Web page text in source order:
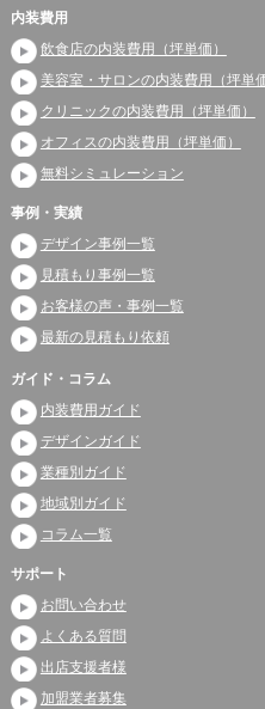
内装費用
飲食店の内装費用（坪単価）
美容室・サロンの内装費用（坪単価
クリニックの内装費用（坪単価）
オフィスの内装費用（坪単価）
無料シミュレーション
事例・実績
デザイン事例一覧
見積もり事例一覧
お客様の声・事例一覧
最新の見積もり依頼
ガイド・コラム
内装費用ガイド
デザインガイド
業種別ガイド
地域別ガイド
コラム一覧
サポート
お問い合わせ
よくある質問
出店支援者様
加盟業者募集